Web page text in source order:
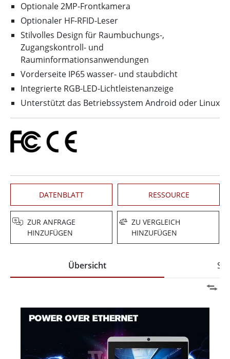
Optionale 2MP-Frontkamera
Optionaler HF-RFID-Leser
Stilvolles Design für Raumbuchungs-,
Zugangskontroll- und
Rauminformationsanwendungen
Vorderseite IP65 wasser- und staubdicht
Integrierte RGB-LED-Lichtleistenanzeige
Unterstützt das Betriebssystem Android oder Linux
DATENBLATT RESSOURCE
ZUR ANFRAGE
HINZUFÜGEN
ZU VERGLEICH
HINZUFÜGEN
Übersicht